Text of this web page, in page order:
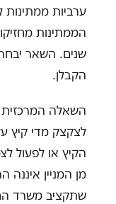
הממתינות
שנים. השאר
הקבלן.
השאלה המרכזית
לצקצק מדי קיץ
הקיץ או לפעול
מן המניין